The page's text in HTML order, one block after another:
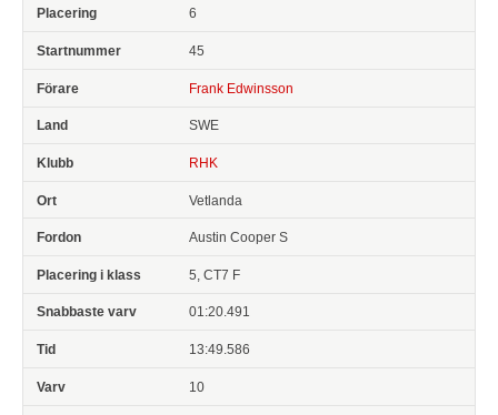
6
45
Frank Edwinsson
SWE
RHK
Vetlanda
Austin Cooper S
5, CT7 F
01:20.491
13:49.586
10